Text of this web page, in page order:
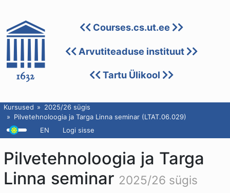
Courses.cs.ut.ee
Arvutiteaduse instituut
Tartu Ülikool
Kursused
2025/26 sügis
Pilvetehnoloogia ja Targa Linna seminar (LTAT.06.029)
EN
Logi sisse
Pilvetehnoloogia ja Targa
Linna seminar 2025/26 sügis